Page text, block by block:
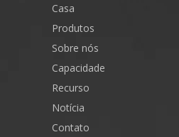
Casa
Produtos
Sobre nós
Capacidade
Recurso
Notícia
Contato